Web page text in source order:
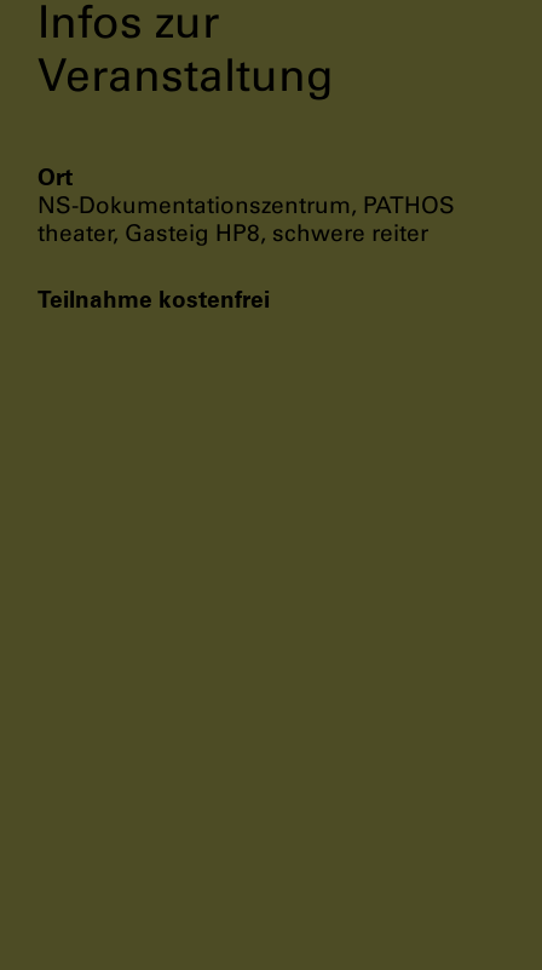
Infos zur
Veranstaltung
Ort
NS-Dokumentationszentrum, PATHOS
theater, Gasteig HP8, schwere reiter
Teilnahme kostenfrei